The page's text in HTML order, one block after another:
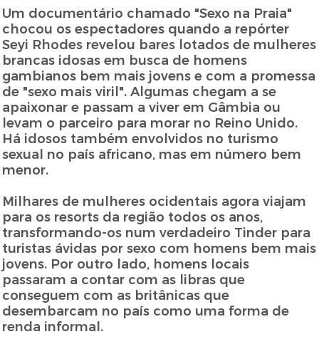
Um documentário chamado "Sexo na Praia"
chocou os espectadores quando a repórter
Seyi Rhodes revelou bares lotados de mulheres
brancas idosas em busca de homens
gambianos bem mais jovens e com a promessa
de "sexo mais viril". Algumas chegam a se
apaixonar e passam a viver em Gâmbia ou
levam o parceiro para morar no Reino Unido.
Há idosos também envolvidos no turismo
sexual no país africano, mas em número bem
menor.
Milhares de mulheres ocidentais agora viajam
para os resorts da região todos os anos,
transformando-os num verdadeiro Tinder para
turistas ávidas por sexo com homens bem mais
jovens. Por outro lado, homens locais
passaram a contar com as libras que
conseguem com as britânicas que
desembarcam no país como uma forma de
renda informal.